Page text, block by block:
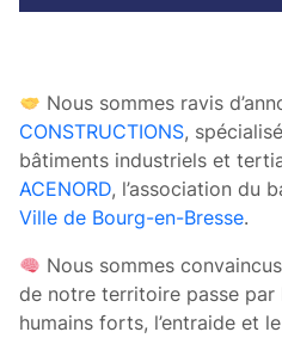
Nous sommes ravis
CONSTRUCTIONS,
bâtiments industriels et
ACENORD, l’association du
Ville de Bourg-en-Bresse.
Nous sommes
de notre territoire passe par
humains forts, l’entraide et